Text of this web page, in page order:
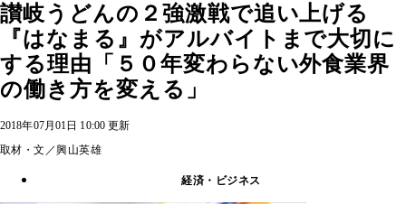
讃岐うどんの２強激戦で追い上げる
『はなまる』がアルバイトまで大切に
する理由「５０年変わらない外食業界
の働き方を変える」
2018年07月01日 10:00 更新
取材・文／興山英雄
経済・ビジネス